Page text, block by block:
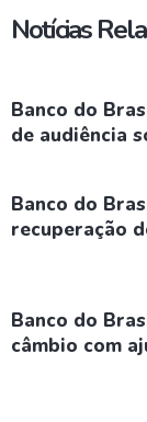
Notícias
Banco do
de audiência
Banco do
recuperação
Banco do
câmbio com